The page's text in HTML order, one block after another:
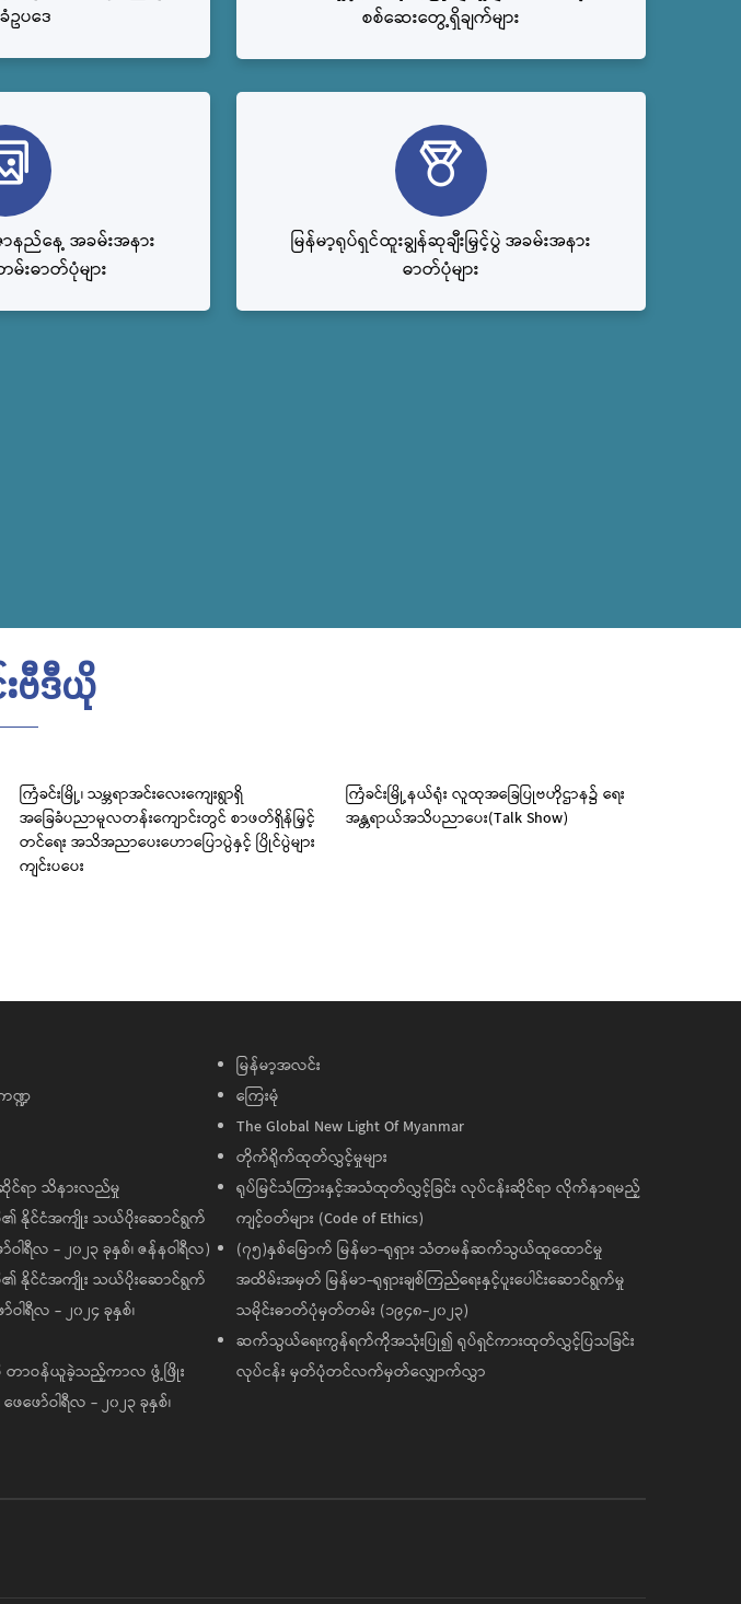
ဥပဒေ
စစ်ဆေးတွေ့ရှိချက်များ
နည်နေ့ အခမ်းအနား
းဓာတ်ပုံများ
မြန်မာ့ရုပ်ရှင်ထူးချွန်ဆုချီးမြှင့်ပွဲ အခမ်းအနား
ဓာတ်ပုံများ
ဗီဒီယို
ကြံခင်းမြို့၊ သမ္ဘရာအင်းလေးကျေးရွာရှိ
အခြေခံပညာမူလတန်းကျောင်းတွင် စာဖတ်ရှိန်မြှင့်
တင်ရေး အသိအညာပေးဟောပြောပွဲနှင့် ပြိုင်ပွဲများ
ကျင်းပပေး
ကြံခင်းမြို့နယ်ရုံး လူထုအခြေပြုဗဟိုဌာန၌ ရေး
အန္တရာယ်အသိပညာပေး(Talk Show)
ဏ္ဍ
ရာ သိနားလည်မှု
၏ နိုင်ငံအကျိုး သယ်ပိုးဆောင်ရွက်
ဝါရီလ - ၂၀၂၃ ခုနှစ်၊ ဇန်နဝါရီလ)
၏ နိုင်ငံအကျိုး သယ်ပိုးဆောင်ရွက်
ဝါရီလ - ၂၀၂၄ ခုနှစ်၊
တာဝန်ယူခဲ့သည့်ကာလ ဖွံ့ဖြိုး
ဖော်ဝါရီလ - ၂၀၂၃ ခုနှစ်၊
မြန်မာ့အလင်း
ကြေးမုံ
The Global New Light Of Myanmar
တိုက်ရိုက်ထုတ်လွှင့်မှုများ
ရုပ်မြင်သံကြားနှင့်အသံထုတ်လွှင့်ခြင်း လုပ်ငန်းဆိုင်ရာ လိုက်နာရမည့်
ကျင့်ဝတ်များ (Code of Ethics)
(၇၅)နှစ်မြောက် မြန်မာ-ရုရှား သံတမန်ဆက်သွယ်ထူထောင်မှု
အထိမ်းအမှတ် မြန်မာ-ရုရှားချစ်ကြည်ရေးနှင့်ပူးပေါင်းဆောင်ရွက်မှု
သမိုင်းဓာတ်ပုံမှတ်တမ်း (၁၉၄၈-၂၀၂၃)
ဆက်သွယ်ရေးကွန်ရက်ကိုအသုံးပြု၍ ရုပ်ရှင်ကားထုတ်လွှင့်ပြသခြင်း
လုပ်ငန်း မှတ်ပုံတင်လက်မှတ်လျှောက်လွှာ